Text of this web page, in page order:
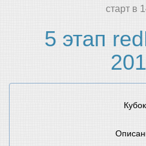
cтарт в
5 этап
Кубок